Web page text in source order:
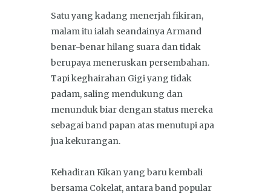
Satu yang kadang menerjah fikiran,
malam itu ialah seandainya Armand
benar-benar hilang suara dan tidak
berupaya meneruskan persembahan.
Tapi keghairahan Gigi yang tidak
padam, saling mendukung dan
menunduk biar dengan status mereka
sebagai band papan atas menutupi apa
jua kekurangan.
Kehadiran Kikan yang baru kembali
bersama Cokelat, antara band popular